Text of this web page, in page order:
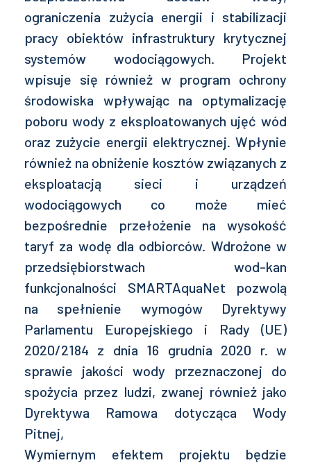
ograniczenia zużycia energii i stabilizacji
pracy obiektów infrastruktury krytycznej
systemów wodociągowych. Projekt
wpisuje się również w program ochrony
środowiska wpływając na optymalizację
poboru wody z eksploatowanych ujęć wód
oraz zużycie energii elektrycznej. Wpłynie
również na obniżenie kosztów związanych z
eksploatacją sieci i urządzeń
wodociągowych co może mieć
bezpośrednie przełożenie na wysokość
taryf za wodę dla odbiorców. Wdrożone w
przedsiębiorstwach wod-kan
funkcjonalności SMARTAquaNet pozwolą
na spełnienie wymogów Dyrektywy
Parlamentu Europejskiego i Rady (UE)
2020/2184 z dnia 16 grudnia 2020 r. w
sprawie jakości wody przeznaczonej do
spożycia przez ludzi, zwanej również jako
Dyrektywa Ramowa dotycząca Wody
Pitnej,
Wymiernym efektem projektu będzie